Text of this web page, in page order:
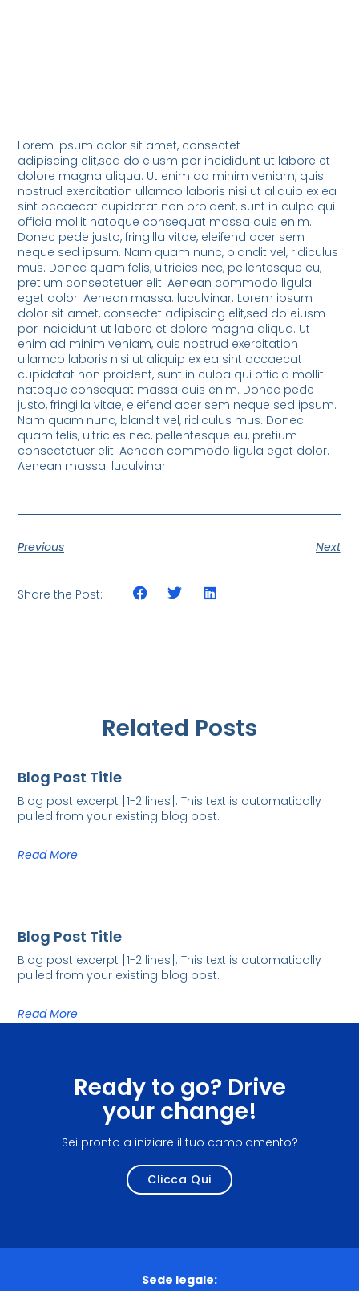
Lorem ipsum dolor sit amet, consectet
adipiscing elit,sed do eiusm por incididunt ut labore et
dolore magna aliqua. Ut enim ad minim veniam, quis
nostrud exercitation ullamco laboris nisi ut aliquip ex ea
sint occaecat cupidatat non proident, sunt in culpa qui
officia mollit natoque consequat massa quis enim.
Donec pede justo, fringilla vitae, eleifend acer sem
neque sed ipsum. Nam quam nunc, blandit vel, ridiculus
mus. Donec quam felis, ultricies nec, pellentesque eu,
pretium consectetuer elit. Aenean commodo ligula
eget dolor. Aenean massa. luculvinar. Lorem ipsum
dolor sit amet, consectet adipiscing elit,sed do eiusm
por incididunt ut labore et dolore magna aliqua. Ut
enim ad minim veniam, quis nostrud exercitation
ullamco laboris nisi ut aliquip ex ea sint occaecat
cupidatat non proident, sunt in culpa qui officia mollit
natoque consequat massa quis enim. Donec pede
justo, fringilla vitae, eleifend acer sem neque sed ipsum.
Nam quam nunc, blandit vel, ridiculus mus. Donec
quam felis, ultricies nec, pellentesque eu, pretium
consectetuer elit. Aenean commodo ligula eget dolor.
Aenean massa. luculvinar.
Previous Next
Share the Post:
Related Posts
Blog Post Title
Blog post excerpt [1-2 lines]. This text is automatically
pulled from your existing blog post.
Read More
Blog Post Title
Blog post excerpt [1-2 lines]. This text is automatically
pulled from your existing blog post.
Read More
Ready to go? Drive
your change!
Sei pronto a iniziare il tuo cambiamento?
Clicca Qui
Sede legale: